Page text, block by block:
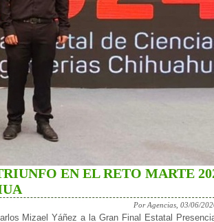
EN EL RETO MARTE
Por Agencias, 03/06/
Mizael Yáñez a la Gran Final Estatal